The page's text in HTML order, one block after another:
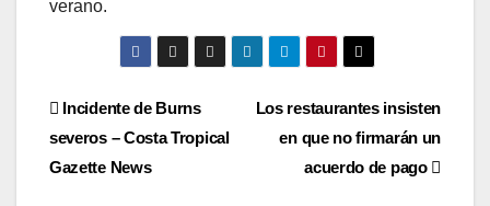
verano.
Post
navigation
Los restaurantes insisten
en que no firmarán un
acuerdo de pago
Incidente de Burns
severos – Costa Tropical
Gazette News